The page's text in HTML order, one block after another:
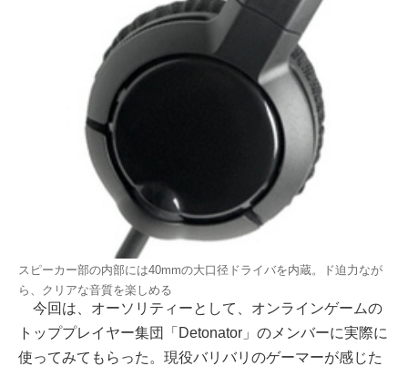
スピーカー部の内部には40mmの大口径ドライバを内蔵。ド迫力なが
ら、クリアな音質を楽しめる
今回は、オーソリティーとして、オンラインゲームの
トッププレイヤー集団「Detonator」のメンバーに実際に
使ってみてもらった。現役バリバリのゲーマーが感じた